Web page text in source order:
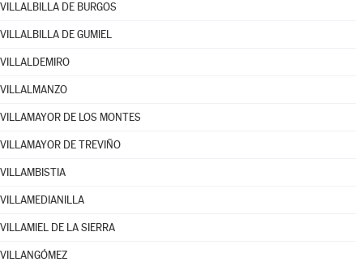
VILLALBILLA DE BURGOS
VILLALBILLA DE GUMIEL
VILLALDEMIRO
VILLALMANZO
VILLAMAYOR DE LOS MONTES
VILLAMAYOR DE TREVIÑO
VILLAMBISTIA
VILLAMEDIANILLA
VILLAMIEL DE LA SIERRA
VILLANGÓMEZ